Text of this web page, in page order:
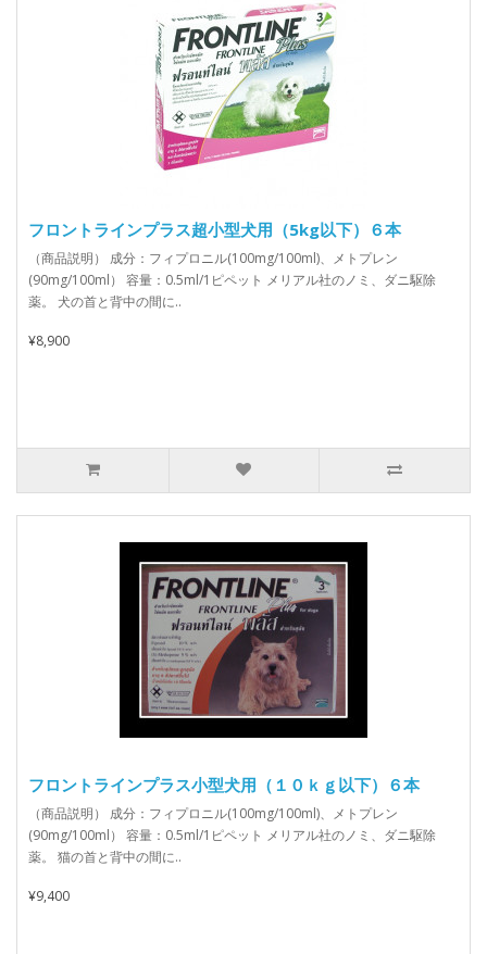
フロントラインプラス超小型犬用（5kg以下）６本
（商品説明） 成分：フィプロニル(100mg/100ml)、メトプレン
(90mg/100ml） 容量：0.5ml/1ピペット メリアル社のノミ、ダニ駆除
薬。 犬の首と背中の間に..
¥8,900
フロントラインプラス小型犬用（１０ｋｇ以下）６本
（商品説明） 成分：フィプロニル(100mg/100ml)、メトプレン
(90mg/100ml） 容量：0.5ml/1ピペット メリアル社のノミ、ダニ駆除
薬。 猫の首と背中の間に..
¥9,400